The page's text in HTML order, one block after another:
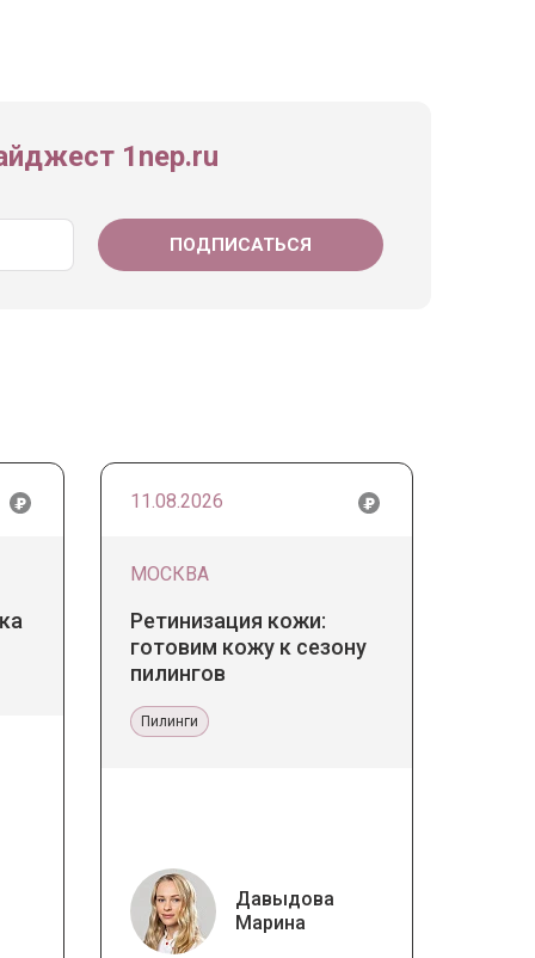
1nep.ru
11.08.2026
МОСКВА
Ретинизация кожи:
готовим кожу к сезону
пилингов
Пилинги
Давыдова
Марина